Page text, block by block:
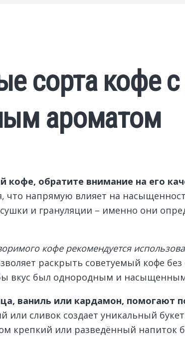
сорта кофе
ароматом
обратите внимание на его
что напрямую влияет на
и грануляции – именно они
кофе рекомендуется
раскрыть советуемый кофе
вкус был однородным и
ваниль или кардамон, помогают
сливок создает уникальный
крепкий или разведённый напиток